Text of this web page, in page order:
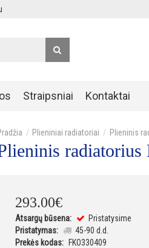
Straipsniai Kontaktai
Plieniniai radiatoriai Plieninis
293.00€
Atsargų būsena:
Pristatysime
Pristatymas:
45-90 d.d.
Prekės kodas:
FKO330409